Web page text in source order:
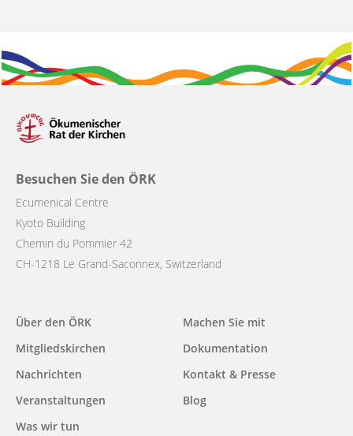
Besuchen Sie den ÖRK
Ecumenical Centre
Kyoto Building
Chemin du Pommier 42
CH-1218 Le Grand-Saconnex, Switzerland
Main
navigation
Über den ÖRK
Mitgliedskirchen
Nachrichten
Veranstaltungen
Was wir tun
Machen Sie mit
Dokumentation
Kontakt & Presse
Blog